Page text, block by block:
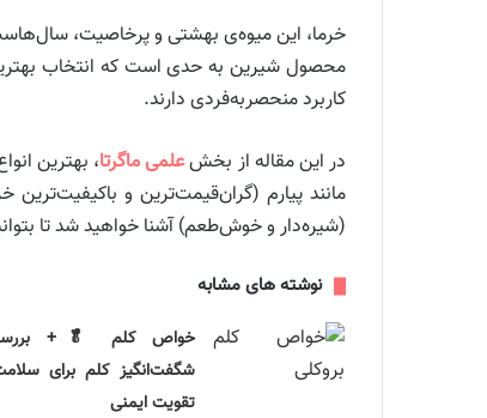
محصول شیرین به حدی است که انتخاب
کاربرد منحصربه‌فردی دارند.
در این مقاله از بخشعلمی ماگرتا، بهترین
مانند پیارم (گران‌قیمت‌ترین و
(شیره‌دار و خوش‌طعم) آشنا خواهید شد تا
نوشته های مشابه
خواص کلم 🥬+
شگفت‌انگیز کلم برای
تقویت ایمنی